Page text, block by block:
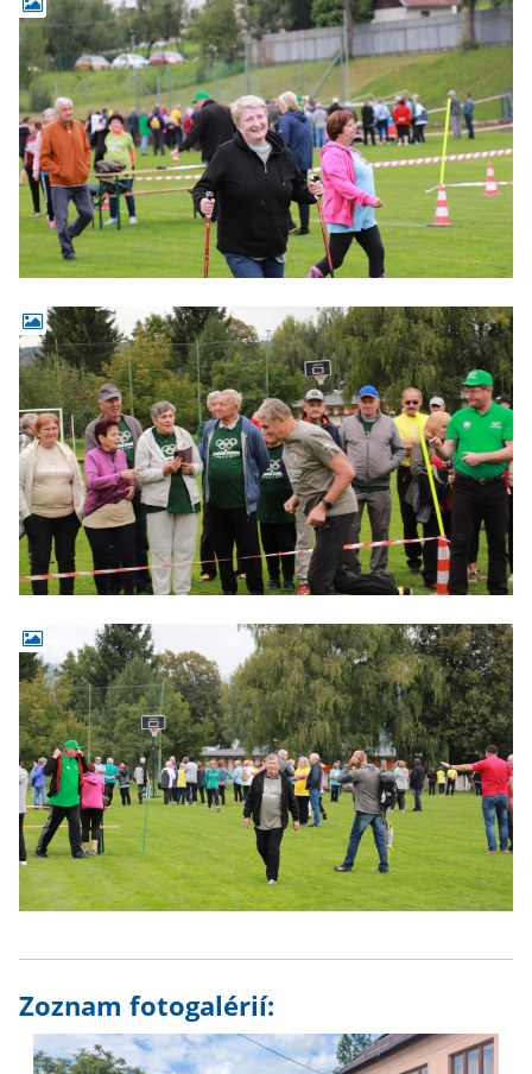
Zoznam fotogalérií: